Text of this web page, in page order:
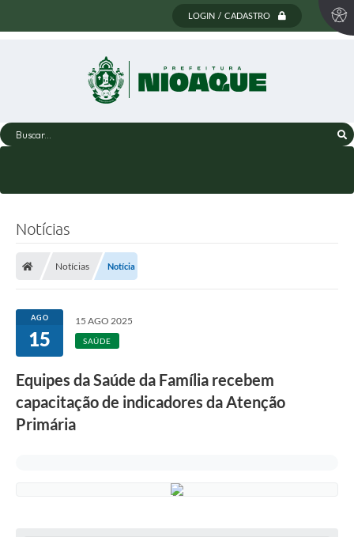
LOGIN / CADASTRO
Buscar...
Notícias
Notícias Notícia
AGO
15
15 AGO 2025
SAÚDE
Equipes da Saúde da Família recebem
capacitação de indicadores da Atenção
Primária